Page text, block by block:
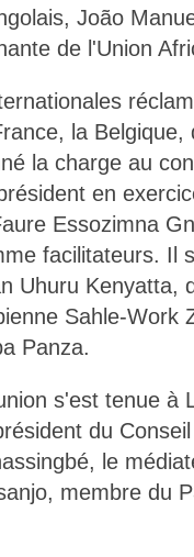
João
de l'Union
la Belgique,
la charge au
en
Essozimna
facilitateurs. Il
Uhuru Kenyatta,
Sahle-Work
Panza.
s'est tenue à
du
le
membre du